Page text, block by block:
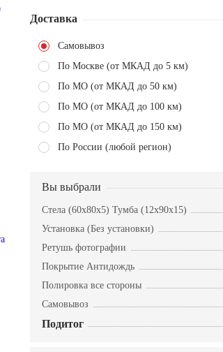
Доставка
Самовывоз
По Москве (от МКАД до 5 км)
По МО (от МКАД до 50 км)
По МО (от МКАД до 100 км)
По МО (от МКАД до 150 км)
По России (любой регион)
Вы выбрали
Стела (60x80x5) Тумба (12x90x15)
Установка (Без установки)
Ретушь фотографии
Покрытие Антидождь
Полировка все стороны
Самовывоз
Подитог